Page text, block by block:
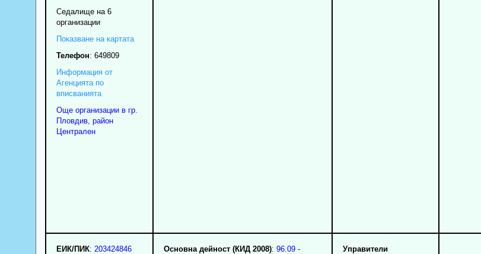
Седалище на 6
организации
Показване на картата
Телефон: 649809
Информация от
Агенцията по
вписванията
Още организации в гр.
Пловдив, район
Централен
ЕИК/ПИК: 203424846
Основна дейност (КИД 2008): 96.09 -
Управители